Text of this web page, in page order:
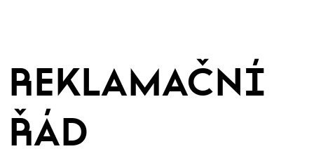
REKLAMAČNÍ
ŘÁD